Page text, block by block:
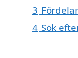
3
4 Sök